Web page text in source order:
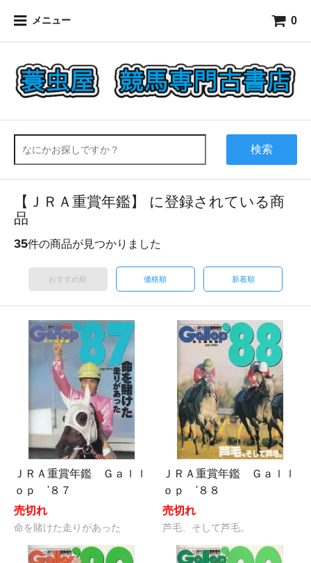
メニュー 0
検索
【ＪＲＡ重賞年鑑】 に登録されている商
品
35件の商品が見つかりました
おすすめ順 価格順 新着順
ＪＲＡ重賞年鑑 Ｇａｌｌ
ｏｐ '８７
売切れ
命を賭けた走りがあった
ＪＲＡ重賞年鑑 Ｇａｌｌ
ｏｐ '８８
売切れ
芦毛、そして芦毛。